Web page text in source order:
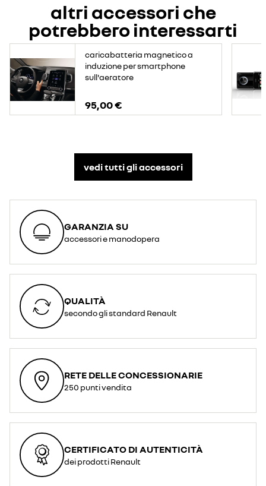
altri accessori che
potrebbero interessarti
caricabatteria magnetico a
induzione per smartphone
sull'aeratore
95,00 €
vedi tutti gli accessori​
GARANZIA SU
accessori e manodopera
QUALITÀ
secondo gli standard Renault
RETE DELLE CONCESSIONARIE
250 punti vendita
CERTIFICATO DI AUTENTICITÀ
dei prodotti Renault